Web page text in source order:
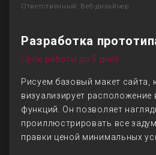
Ответственный: Веб-дизайнер
Разработка
Срок работы до 5 дней
Рисуем базовый макет сайта,
визуализирует расположение
функций. Он позволяет
проиллюстрировать все
правки ценой минимальных